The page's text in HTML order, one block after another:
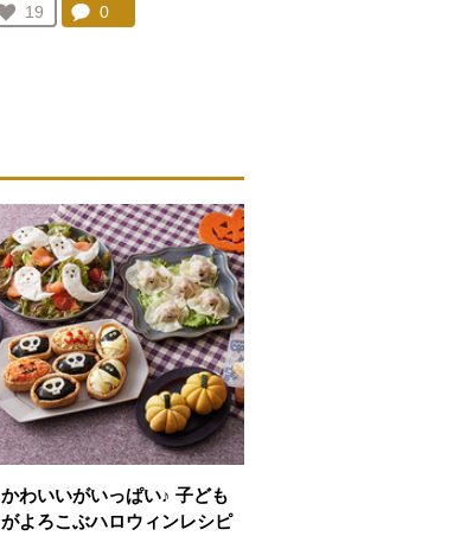
お気に入り登録：
19
人が登録
コメント：
0件。コメントを見る。
かわいいがいっぱい♪ 子ども
がよろこぶハロウィンレシピ